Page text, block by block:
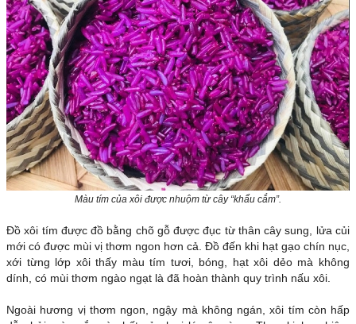
Màu tím của xôi được nhuộm từ cây “khẩu cắm”.
Đồ xôi tím được đồ bằng chõ gỗ được đục từ thân cây sung, lửa củi
mới có được mùi vị thơm ngon hơn cả. Đồ đến khi hạt gạo chín nục,
xới từng lớp xôi thấy màu tím tươi, bóng, hạt xôi dẻo mà không
dính, có mùi thơm ngào ngạt là đã hoàn thành quy trình nấu xôi.
Ngoài hương vị thơm ngon, ngậy mà không ngán, xôi tím còn hấp